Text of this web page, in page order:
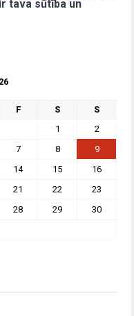
tava sūtība un
F S
S
1
2
7 8
9
14 15
16
21 22
23
28 29
30